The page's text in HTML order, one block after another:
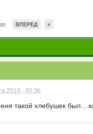
90 ВПЕРЕД »
2010 - 00:36
такой хлебушек